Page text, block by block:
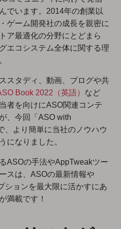
でいます。2014年の創業以
ゲーム開発社の成長を親密に
ア最適化の分野にとどまら
エコシステム全体に関する理
スタディ、動画、ブログや共
Book 2022（英語） など
者を向けにASO関連コンテ
、今回「ASO with
、より簡単に当社のノウハウ
になりました。
ASOの手法やAppTweakツー
スは、ASOの最新情報や
ションを最大限に活かすにあ
満載です！